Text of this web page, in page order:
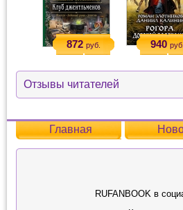
872 руб. 940
Отзывы читателей
Главная
RUFANBOOK в